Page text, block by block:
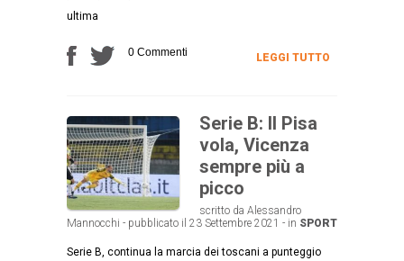
ultima
0 Commenti LEGGI TUTTO
Serie B: Il Pisa
vola, Vicenza
sempre più a
picco
scritto da Alessandro
Mannocchi - pubblicato il 23 Settembre 2021 - in SPORT
Serie B, continua la marcia dei toscani a punteggio